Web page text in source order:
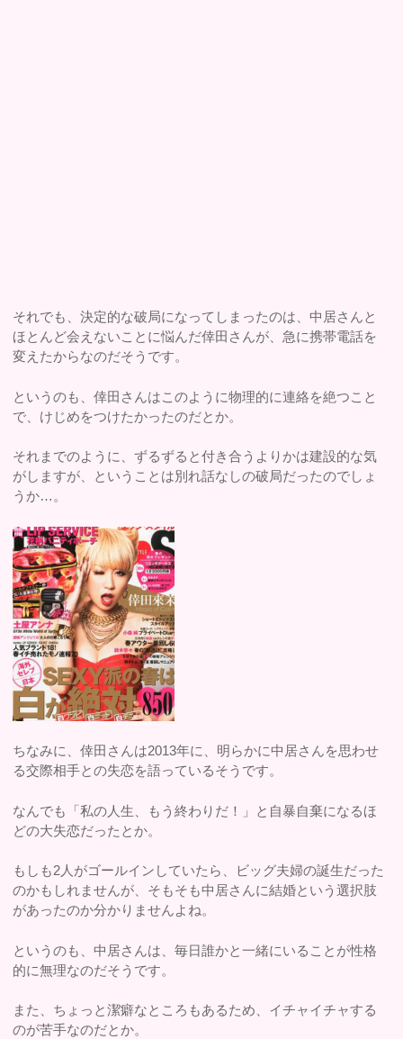
それでも、決定的な破局になってしまったのは、中居さんと
ほとんど会えないことに悩んだ倖田さんが、急に携帯電話を
変えたからなのだそうです。
というのも、倖田さんはこのように物理的に連絡を絶つこと
で、けじめをつけたかったのだとか。
それまでのように、ずるずると付き合うよりかは建設的な気
がしますが、ということは別れ話なしの破局だったのでしょ
うか…。
ちなみに、倖田さんは2013年に、明らかに中居さんを思わせ
る交際相手との失恋を語っているそうです。
なんでも「私の人生、もう終わりだ！」と自暴自棄になるほ
どの大失恋だったとか。
もしも2人がゴールインしていたら、ビッグ夫婦の誕生だった
のかもしれませんが、そもそも中居さんに結婚という選択肢
があったのか分かりませんよね。
というのも、中居さんは、毎日誰かと一緒にいることが性格
的に無理なのだそうです。
また、ちょっと潔癖なところもあるため、イチャイチャする
のが苦手なのだとか。